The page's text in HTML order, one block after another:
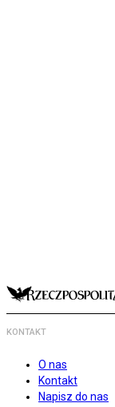
KONTAKT
O nas
Kontakt
Napisz do nas